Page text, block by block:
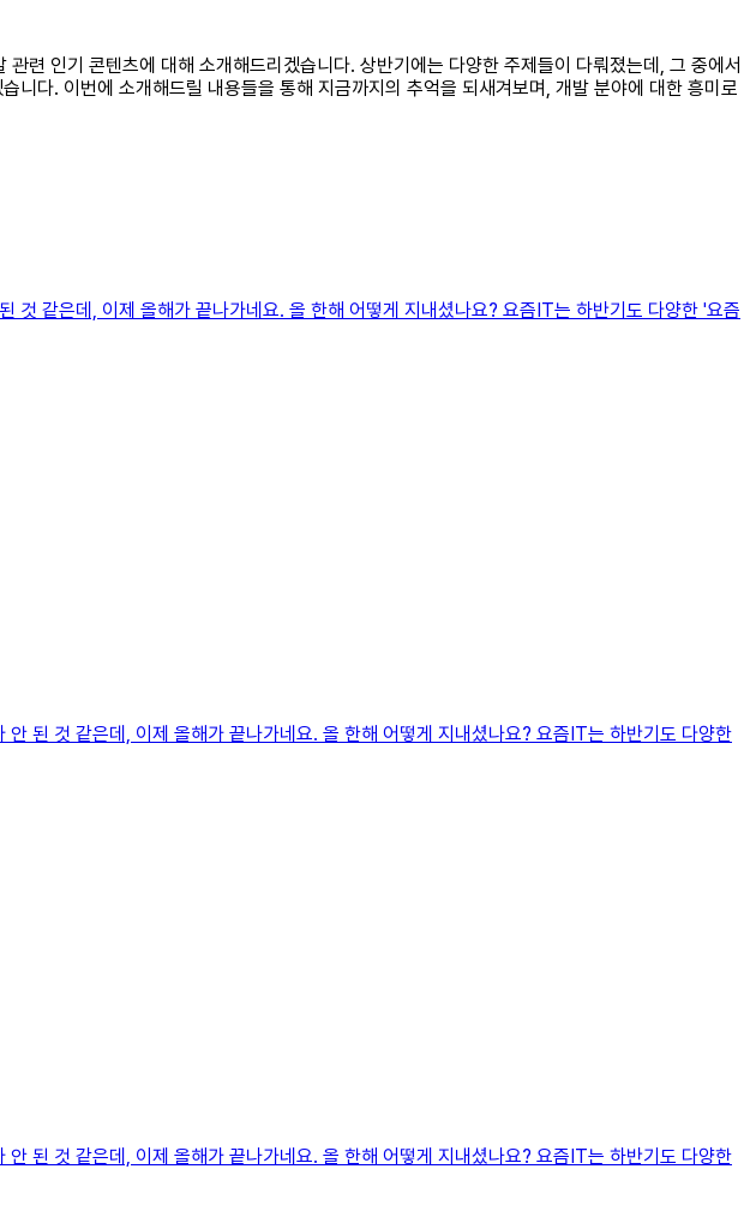
련 인기 콘텐츠에 대해 소개해드리겠습니다. 상반기에는 다양한 주제들이 다뤄졌는데, 그 중에서
다. 이번에 소개해드릴 내용들을 통해 지금까지의 추억을 되새겨보며, 개발 분야에 대한 흥미로
같은데, 이제 올해가 끝나가네요. 올 한해 어떻게 지내셨나요? 요즘IT는 하반기도 다양한 '요즘
된 것 같은데, 이제 올해가 끝나가네요. 올 한해 어떻게 지내셨나요? 요즘IT는 하반기도 다양한
된 것 같은데, 이제 올해가 끝나가네요. 올 한해 어떻게 지내셨나요? 요즘IT는 하반기도 다양한